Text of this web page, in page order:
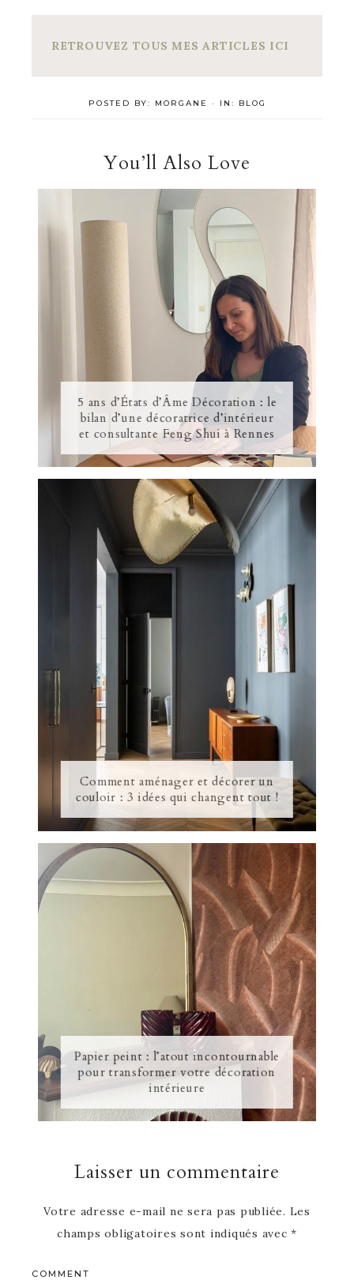
RETROUVEZ TOUS MES ARTICLES ICI
POSTED BY: MORGANE · IN: BLOG
You’ll Also Love
5 ans d’États d’Âme Décoration : le
bilan d’une décoratrice d’intérieur
et consultante Feng Shui à Rennes
Comment aménager et décorer un
couloir : 3 idées qui changent tout !
Papier peint : l’atout incontournable
pour transformer votre décoration
intérieure
Laisser un commentaire
Votre adresse e-mail ne sera pas publiée. Les
champs obligatoires sont indiqués avec*
COMMENT